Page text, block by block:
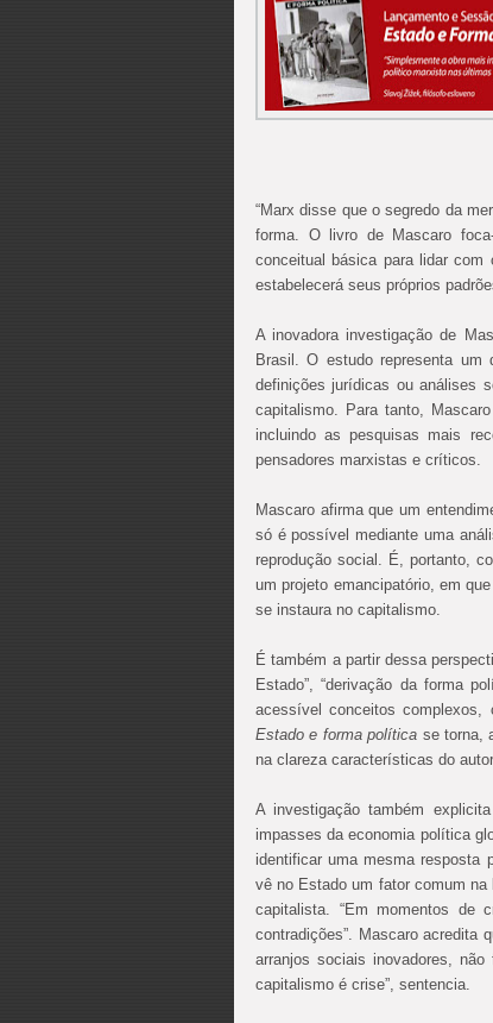
“Marx disse que o segredo da
forma. O livro de Mascaro
conceitual básica para lidar
estabelecerá seus próprios
A inovadora investigação de
Brasil. O estudo representa um
definições jurídicas ou análises
capitalismo. Para tanto,
incluindo as pesquisas mais
pensadores marxistas e críticos.
Mascaro afirma que um
só é possível mediante uma
reprodução social. É, portanto,
um projeto emancipatório, em
se instaura no capitalismo.
É também a partir dessa
Estado”, “derivação da forma
acessível conceitos complexos,
Estado e forma política se torna,
na clareza características do
A investigação também
impasses da economia política
identificar uma mesma resposta
vê no Estado um fator comum na
capitalista. “Em momentos de
contradições”. Mascaro acredita
arranjos sociais inovadores,
capitalismo é crise”, sentencia.